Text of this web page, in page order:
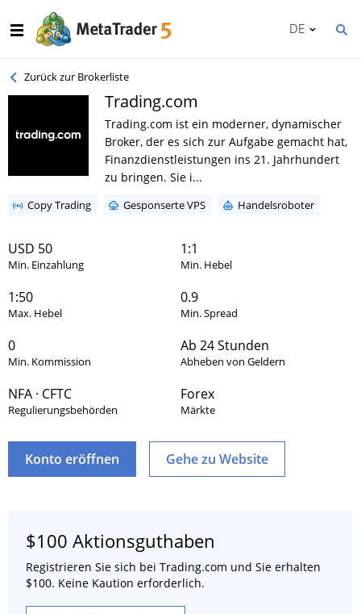
DE
Zurück zur Brokerliste
Trading.com
Trading.com ist ein moderner, dynamischer
Broker, der es sich zur Aufgabe gemacht hat,
Finanzdienstleistungen ins 21. Jahrhundert
zu bringen. Sie i...
Copy Trading Gesponserte VPS Handelsroboter
USD 50
Min. Einzahlung
1:1
Min. Hebel
1:50
Max. Hebel
0.9
Min. Spread
0
Min. Kommission
Ab 24 Stunden
Abheben von Geldern
NFA · CFTC
Regulierungsbehörden
Forex
Märkte
Konto eröffnen Gehe zu Website
$100 Aktionsguthaben
Registrieren Sie sich bei Trading.com und Sie erhalten
$100. Keine Kaution erforderlich.